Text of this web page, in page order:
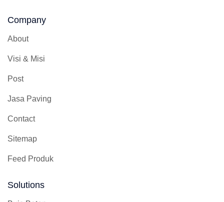
Company
About
Visi & Misi
Post
Jasa Paving
Contact
Sitemap
Feed Produk
Solutions